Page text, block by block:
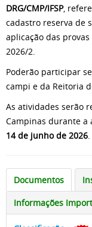
DRG/CMP/IFSP,
cadastro reserva de
aplicação das provas
2026/2.
Poderão participar
campi e da Reitoria
As atividades serão
Campinas durante a
14 de junho de 2026.
Documentos
Informações